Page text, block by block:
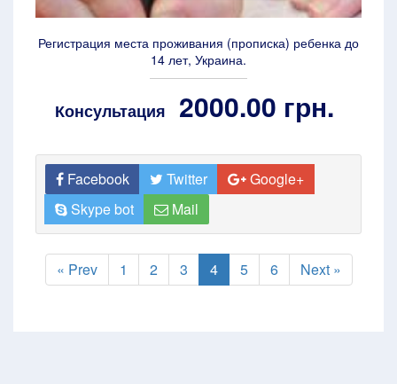
Регистрация места проживания (прописка) ребенка до
14 лет, Украина.
Консультация 2000.00 грн.
Facebook Twitter
Google+
Skype bot
Mail
« Prev 1 2 3 4 5 6 Next »